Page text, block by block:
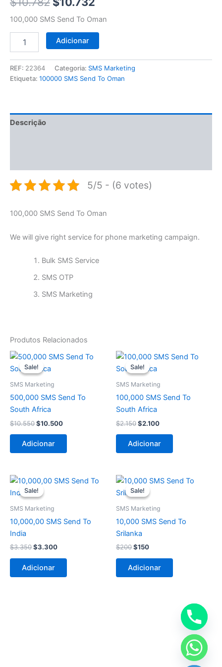
100,000 SMS Send To Oman
Adicionar
REF: 22364 Categoria: SMS Marketing
Etiqueta: 100000 SMS Send To Oman
Descrição
5/5 - (6 votes)
100,000 SMS Send To Oman
We will give right service for phone marketing campaign.
Bulk SMS Service
SMS OTP
SMS Marketing
Produtos Relacionados
Sale!
Sale!
SMS Marketing
500,000 SMS Send To
South Africa
$10.550
O
preço
original
$10.550.
$10.500
O
Adicionar
Sale!
Sale!
SMS Marketing
100,000 SMS Send To
South Africa
$2.150
O
preço
original
$2.150.
$2.100
O
$2.100.
Adicionar
Sale!
Sale!
SMS Marketing
10,000,00 SMS Send To
India
$3.350
O
preço
original
$3.350.
$3.300
O
Adicionar
Sale!
Sale!
SMS Marketing
10,000 SMS Send To
Srilanka
$200
O
preço
original
$200.
$150
O
atual
$150.
Adicionar